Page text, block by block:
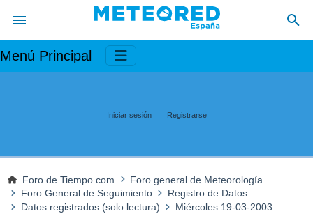
Menú Principal
Iniciar sesión Registrarse
Foro de Tiempo.com
Foro general de Meteorología
Foro General de Seguimiento
Registro de Datos
Datos registrados (solo lectura)
Miércoles 19-03-2003